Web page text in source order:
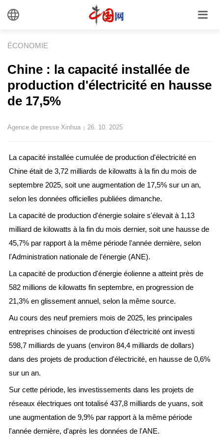
ÉCONOMIE
Chine : la capacité installée de
production d'électricité en hausse
de 17,5%
Agence de presse Xinhua | 26. 10. 2025
La capacité installée cumulée de production d'électricité en
Chine était de 3,72 milliards de kilowatts à la fin du mois de
septembre 2025, soit une augmentation de 17,5% sur un an,
selon les données officielles publiées dimanche.
La capacité de production d'énergie solaire s'élevait à 1,13
milliard de kilowatts à la fin du mois dernier, soit une hausse de
45,7% par rapport à la même période l'année dernière, selon
l'Administration nationale de l'énergie (ANE).
La capacité de production d'énergie éolienne a atteint près de
582 millions de kilowatts fin septembre, en progression de
21,3% en glissement annuel, selon la même source.
Au cours des neuf premiers mois de 2025, les principales
entreprises chinoises de production d'électricité ont investi
598,7 milliards de yuans (environ 84,4 milliards de dollars)
dans des projets de production d'électricité, en hausse de 0,6%
sur un an.
Sur cette période, les investissements dans les projets de
réseaux électriques ont totalisé 437,8 milliards de yuans, soit
une augmentation de 9,9% par rapport à la même période
l'année dernière, d'après les données de l'ANE.